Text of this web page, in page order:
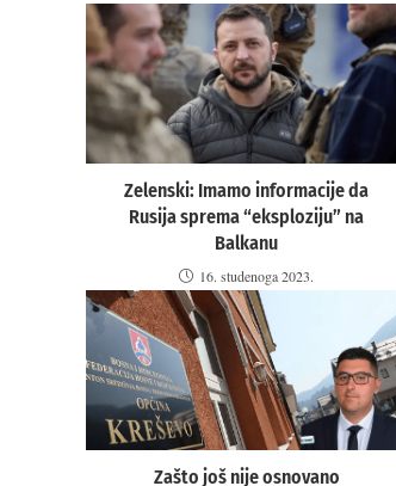
Zelenski: Imamo informacije da
Rusija sprema “eksploziju” na
Balkanu
16. studenoga 2023.
Zašto još nije osnovano